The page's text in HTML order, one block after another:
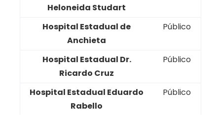
Heloneida Studart
Hospital Estadual de
Anchieta
Público
Hospital Estadual Dr.
Ricardo Cruz
Público
Hospital Estadual Eduardo
Rabello
Público